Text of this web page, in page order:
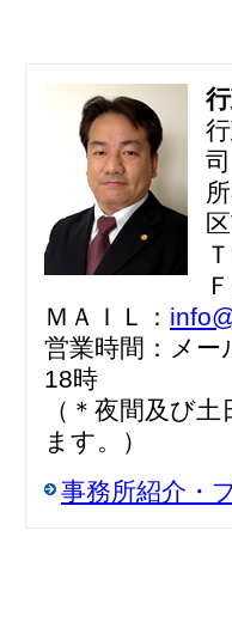
司
ＭＡＩＬ：
営業時間：メ
18時
（＊夜間及び
ます。）
事務所紹介・